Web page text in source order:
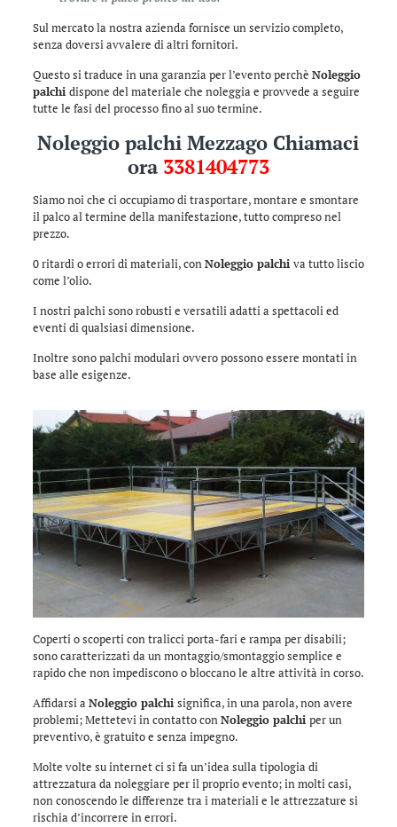
Sul mercato la nostra azienda fornisce un servizio completo,
senza doversi avvalere di altri fornitori.
Questo si traduce in una garanzia per l’evento perchè Noleggio
palchi dispone del materiale che noleggia e provvede a seguire
tutte le fasi del processo fino al suo termine.
Noleggio palchi Mezzago Chiamaci
ora 3381404773
Siamo noi che ci occupiamo di trasportare, montare e smontare
il palco al termine della manifestazione, tutto compreso nel
prezzo.
0 ritardi o errori di materiali, conNoleggio palchi va tutto liscio
come l’olio.
I nostri palchi sono robusti e versatili adatti a spettacoli ed
eventi di qualsiasi dimensione.
Inoltre sono palchi modulari ovvero possono essere montati in
base alle esigenze.
Coperti o scoperti con tralicci porta-fari e rampa per disabili;
sono caratterizzati da un montaggio/smontaggio semplice e
rapido che non impediscono o bloccano le altre attività in corso.
Affidarsi a Noleggio palchi significa, in una parola, non avere
problemi; Mettetevi in contatto conNoleggio palchi per un
preventivo, è gratuito e senza impegno.
Molte volte su internet ci si fa un’idea sulla tipologia di
attrezzatura da noleggiare per il proprio evento; in molti casi,
non conoscendo le differenze tra i materiali e le attrezzature si
rischia d’incorrere in errori.